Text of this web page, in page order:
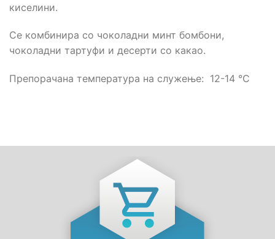
киселини.
Се комбинира со чоколадни минт бомбони,
чоколадни тартуфи и десерти со какао.
Препорачана температура на служење: 12-14 °С